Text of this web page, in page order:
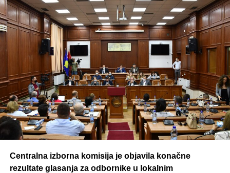
Centralna izborna komisija je objavila konačne
rezultate glasanja za odbornike u lokalnim